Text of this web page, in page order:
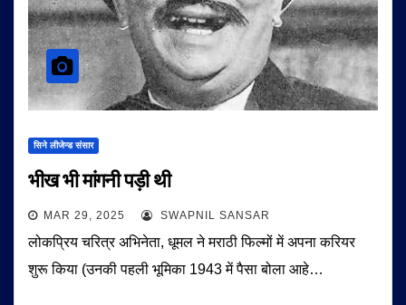
सिने लीजेन्ड संसार
भीख भी मांगनी पड़ी थी
MAR 29, 2025 SWAPNIL SANSAR
लोकप्रिय चरित्र अभिनेता, धूमल ने मराठी फिल्मों में अपना करियर
शुरू किया (उनकी पहली भूमिका 1943 में पैसा बोला आहे…